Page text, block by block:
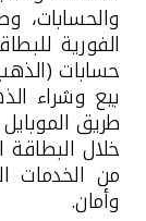
مصر
المملكة
مملكة
والحسابات،
الفورية
حسابات
بيع وشراء
طريق
خلال البطاقة
من الخدمات
وأمان.